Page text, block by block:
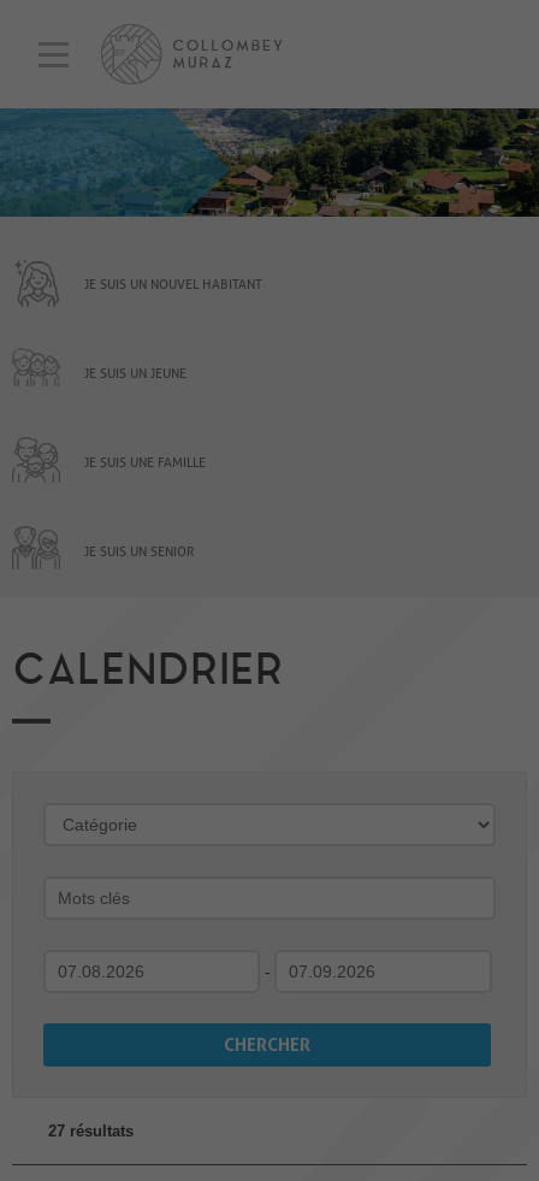
JE SUIS UN NOUVEL HABITANT
JE SUIS UN JEUNE
JE SUIS UNE FAMILLE
JE SUIS UN SENIOR
CALENDRIER
-
27 résultats